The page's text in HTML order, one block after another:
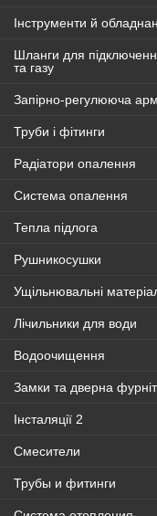
Інструменти й
Шланги для
та газу
Запірно-регулююча
Труби і фітинги
Радіатори опалення
Система опалення
Тепла підлога
Рушникосушки
Ущільнювальні
Лічильники для води
Водоочищення
Замки та дверна
Інсталяції 2
Смесители
Трубы и фитинги